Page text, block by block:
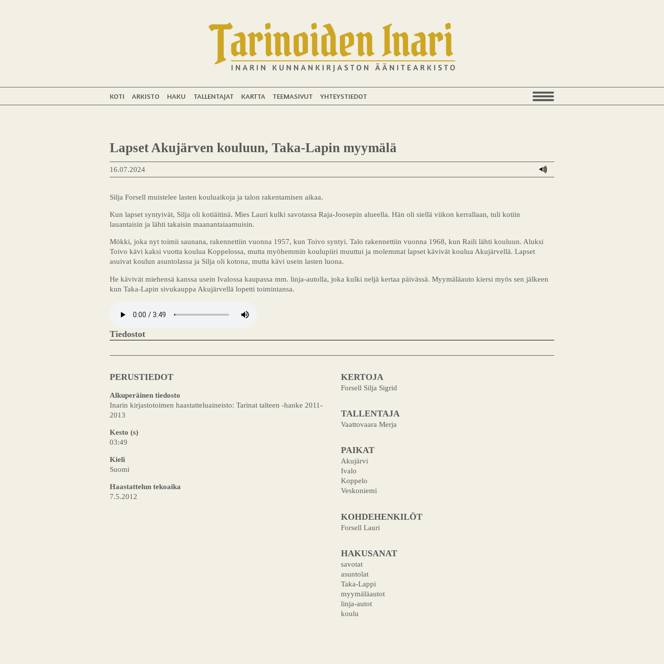
KOTI ARKISTO HAKU TALLENTAJAT KARTTA TEEMASIVUT YHTEYSTIEDOT
Lapset Akujärven kouluun, Taka-Lapin myymälä
16.07.2024
Silja Forsell muistelee lasten kouluaikoja ja talon rakentamisen aikaa.
Kun lapset syntyivät, Silja oli kotiäitinä. Mies Lauri kulki savotassa Raja-Joosepin alueella. Hän oli siellä viikon kerrallaan, tuli kotiin
lauantaisin ja lähti takaisin maanantaiaamuisin.
Mökki, joka nyt toimii saunana, rakennettiin vuonna 1957, kun Toivo syntyi. Talo rakennettiin vuonna 1968, kun Raili lähti kouluun. Aluksi
Toivo kävi kaksi vuotta koulua Koppelossa, mutta myöhemmin koulupiiri muuttui ja molemmat lapset kävivät koulua Akujärvellä. Lapset
asuivat koulun asuntolassa ja Silja oli kotona, mutta kävi usein lasten luona.
He kävivät miehensä kanssa usein Ivalossa kaupassa mm. linja-autolla, joka kulki neljä kertaa päivässä. Myymäläauto kiersi myös sen jälkeen
kun Taka-Lapin sivukauppa Akujärvellä lopetti toimintansa.
Tiedostot
PERUSTIEDOT
Alkuperäinen tiedosto
Inarin kirjastotoimen haastatteluaineisto: Tarinat talteen -hanke 2011-
2013
Kesto (s)
03:49
Kieli
Suomi
Haastattelun tekoaika
7.5.2012
KERTOJA
Forsell Silja Sigrid
TALLENTAJA
Vaattovaara Merja
PAIKAT
Akujärvi
Ivalo
Koppelo
Veskoniemi
KOHDEHENKILÖT
Forsell Lauri
HAKUSANAT
savotat
asuntolat
Taka-Lappi
myymäläautot
linja-autot
koulu